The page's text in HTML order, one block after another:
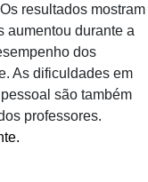
resultados mostram
aumentou durante a
dos
As dificuldades em
são também
professores.